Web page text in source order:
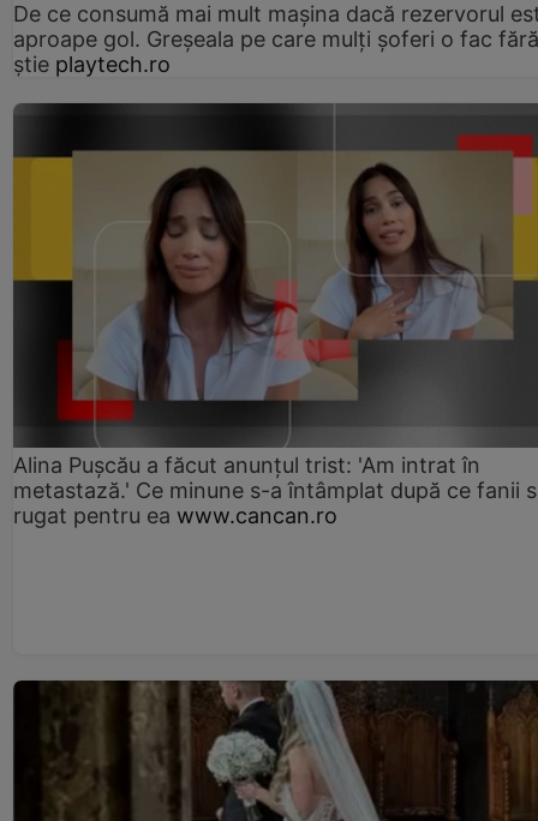
De ce consumă mai mult mașina dacă rezervorul
aproape gol. Greșeala pe care mulți șoferi o fac
știe playtech.ro
Alina Pușcău a făcut anunțul trist: 'Am intrat în
metastază.' Ce minune s-a întâmplat după ce fanii
rugat pentru ea www.cancan.ro